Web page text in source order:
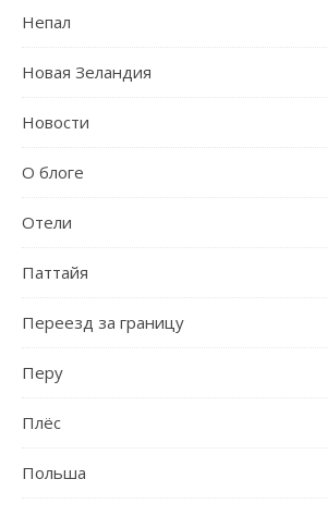
Непал
Новая Зеландия
Новости
О блоге
Отели
Паттайя
Переезд за границу
Перу
Плёс
Польша